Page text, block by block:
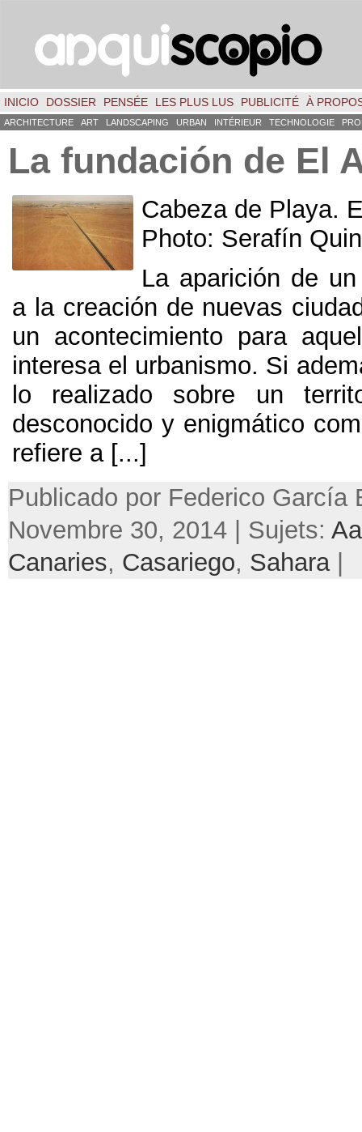
INICIO DOSSIER PENSÉE LES PLUS LUS PUBLICITÉ À
ARCHITECTURE ART LANDSCAPING URBAN INTÉRIEUR TECHNOLOGIE
La fundación de El
Cabeza de Playa.
Photo: Serafín
La aparición de
a la creación de nuevas
un acontecimiento para
interesa el urbanismo. Si
lo realizado sobre un
desconocido y enigmático
refiere a[...]
Publicado por Federico García
Novembre 30, 2014 | Sujets:
Canaries, Casariego, Sahara|